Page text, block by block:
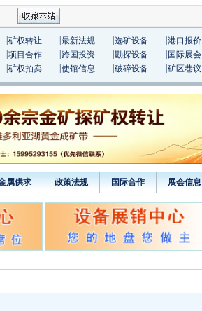
矿权转让 最新法规 选矿设备 港口报价
项目合作 跨国投资 勘探设备 国际展会
矿权拍卖 使馆信息 破碎设备 矿区巷议
属供求 政策法规 国际合作 展会信息